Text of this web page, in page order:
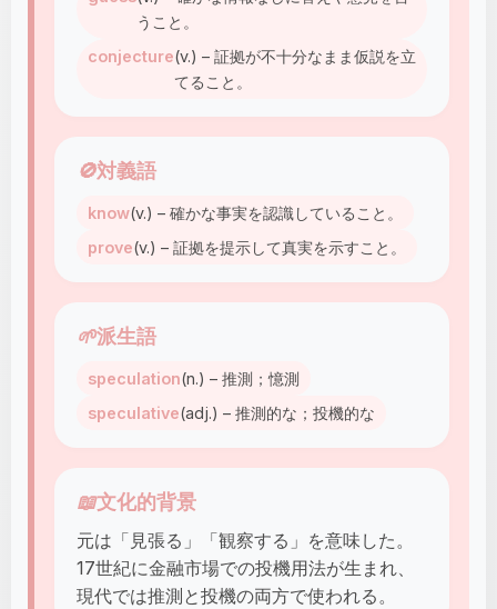
うこと。
conjecture(v.) – 証拠が不十分なまま仮説を立
てること。
🚫対義語
know(v.) – 確かな事実を認識していること。
prove(v.) – 証拠を提示して真実を示すこと。
🌱派生語
speculation(n.) – 推測；憶測
speculative(adj.) – 推測的な；投機的な
📖文化的背景
元は「見張る」「観察する」を意味した。
17世紀に金融市場での投機用法が生まれ、
現代では推測と投機の両方で使われる。